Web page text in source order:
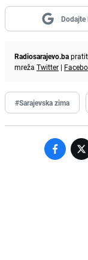
Dodajte
Radiosarajevo.ba
mreža Twitter |
#Sarajevska zima